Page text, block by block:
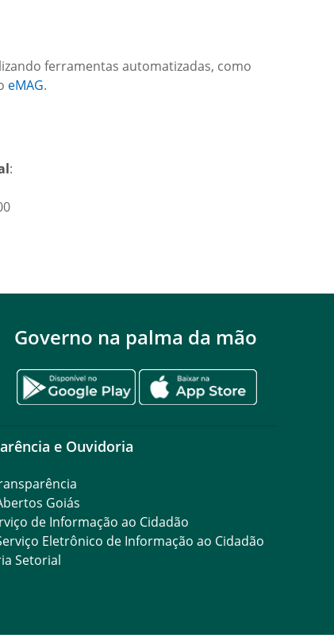
ferramentas automatizadas, como
eMAG.
:
Governo na palma da mão
e Ouvidoria
Goiás
de Informação ao Cidadão
Eletrônico de Informação ao Cidadão
Setorial